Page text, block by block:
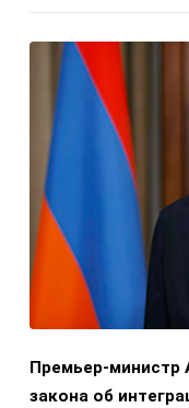
Премьер-министр
закона об